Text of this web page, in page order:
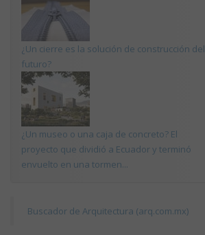
¿Un cierre es la solución de construcción del
futuro?
¿Un museo o una caja de concreto? El
proyecto que dividió a Ecuador y terminó
envuelto en una tormen...
Buscador de Arquitectura (arq.com.mx)